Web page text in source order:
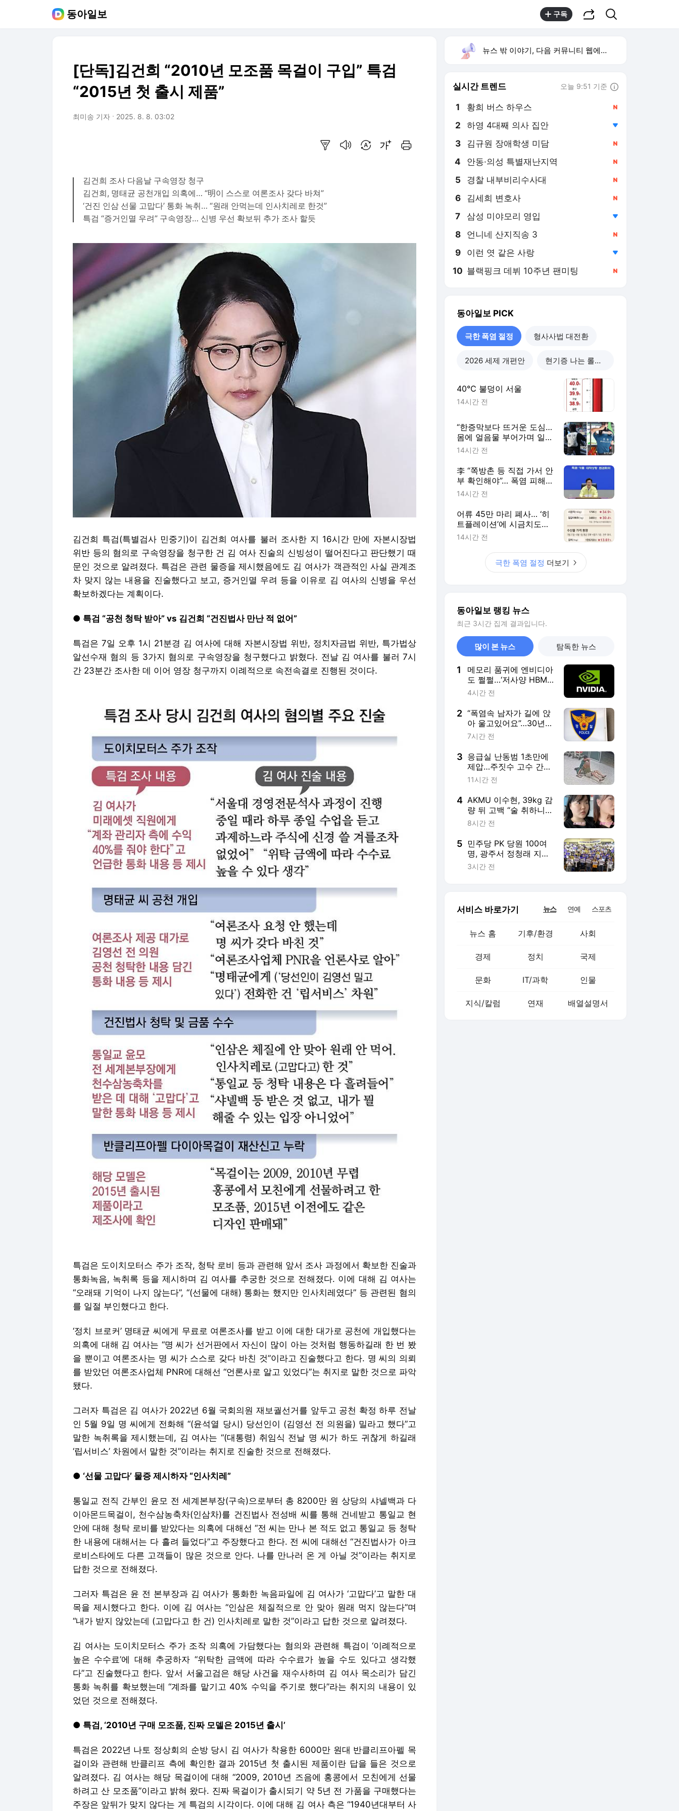
동아일보 구독
[단독]김건희 “2010년 모조품 목걸이 구입” 특검
“2015년 첫 출시 제품”
최미송 기자 2025. 8. 8. 03:02
김건희 조사 다음날 구속영장 청구
김건희, 명태균 공천개입 의혹에… “明이 스스로 여론조사 갖다 바쳐”
‘건진 인삼 선물 고맙다’ 통화 녹취… “원래 안먹는데 인사치레로 한것”
특검 “증거인멸 우려” 구속영장… 신병 우선 확보뒤 추가 조사 할듯
김건희 특검(특별검사 민중기)이 김건희 여사를 불러 조사한 지 16시간 만에 자본시장법
위반 등의 혐의로 구속영장을 청구한 건 김 여사 진술의 신빙성이 떨어진다고 판단했기 때
문인 것으로 알려졌다. 특검은 관련 물증을 제시했음에도 김 여사가 객관적인 사실 관계조
차 맞지 않는 내용을 진술했다고 보고, 증거인멸 우려 등을 이유로 김 여사의 신병을 우선
확보하겠다는 계획이다.
● 특검 “공천 청탁 받아” vs 김건희 “건진법사 만난 적 없어”
특검은 7일 오후 1시 21분경 김 여사에 대해 자본시장법 위반, 정치자금법 위반, 특가법상
알선수재 혐의 등 3가지 혐의로 구속영장을 청구했다고 밝혔다. 전날 김 여사를 불러 7시
간 23분간 조사한 데 이어 영장 청구까지 이례적으로 속전속결로 진행된 것이다.
특검은 도이치모터스 주가 조작, 청탁 로비 등과 관련해 앞서 조사 과정에서 확보한 진술과
통화녹음, 녹취록 등을 제시하며 김 여사를 추궁한 것으로 전해졌다. 이에 대해 김 여사는
“오래돼 기억이 나지 않는다”, “(선물에 대해) 통화는 했지만 인사치레였다” 등 관련된 혐의
를 일절 부인했다고 한다.
‘정치 브로커’ 명태균 씨에게 무료로 여론조사를 받고 이에 대한 대가로 공천에 개입했다는
의혹에 대해 김 여사는 “명 씨가 선거판에서 자신이 많이 아는 것처럼 행동하길래 한 번 봤
을 뿐이고 여론조사는 명 씨가 스스로 갖다 바친 것”이라고 진술했다고 한다. 명 씨의 의뢰
를 받았던 여론조사업체 PNR에 대해선 “언론사로 알고 있었다”는 취지로 말한 것으로 파악
됐다.
그러자 특검은 김 여사가 2022년 6월 국회의원 재보궐선거를 앞두고 공천 확정 하루 전날
인 5월 9일 명 씨에게 전화해 “(윤석열 당시) 당선인이 (김영선 전 의원을) 밀라고 했다”고
말한 녹취록을 제시했는데, 김 여사는 “(대통령) 취임식 전날 명 씨가 하도 귀찮게 하길래
‘립서비스’ 차원에서 말한 것”이라는 취지로 진술한 것으로 전해졌다.
● ‘선물 고맙다’ 물증 제시하자 “인사치레”
통일교 전직 간부인 윤모 전 세계본부장(구속)으로부터 총 8200만 원 상당의 샤넬백과 다
이아몬드목걸이, 천수삼농축차(인삼차)를 건진법사 전성배 씨를 통해 건네받고 통일교 현
안에 대해 청탁 로비를 받았다는 의혹에 대해선 “전 씨는 만나 본 적도 없고 통일교 등 청탁
한 내용에 대해서는 다 흘려 들었다”고 주장했다고 한다. 전 씨에 대해선 “건진법사가 아크
로비스타에도 다른 고객들이 많은 것으로 안다. 나를 만나러 온 게 아닐 것”이라는 취지로
답한 것으로 전해졌다.
그러자 특검은 윤 전 본부장과 김 여사가 통화한 녹음파일에 김 여사가 ‘고맙다’고 말한 대
목을 제시했다고 한다. 이에 김 여사는 “인삼은 체질적으로 안 맞아 원래 먹지 않는다”며
“내가 받지 않았는데 (고맙다고 한 건) 인사치레로 말한 것”이라고 답한 것으로 알려졌다.
김 여사는 도이치모터스 주가 조작 의혹에 가담했다는 혐의와 관련해 특검이 ‘이례적으로
높은 수수료’에 대해 추궁하자 “위탁한 금액에 따라 수수료가 높을 수도 있다고 생각했
다”고 진술했다고 한다. 앞서 서울고검은 해당 사건을 재수사하며 김 여사 목소리가 담긴
통화 녹취를 확보했는데 “계좌를 맡기고 40% 수익을 주기로 했다”라는 취지의 내용이 있
었던 것으로 전해졌다.
● 특검, ‘2010년 구매 모조품, 진짜 모델은 2015년 출시’
특검은 2022년 나토 정상회의 순방 당시 김 여사가 착용한 6000만 원대 반클리프아펠 목
걸이와 관련해 반클리프 측에 확인한 결과 2015년 첫 출시된 제품이란 답을 들은 것으로
알려졌다. 김 여사는 해당 목걸이에 대해 “2009, 2010년 즈음에 홍콩에서 모친에게 선물
하려고 산 모조품”이라고 밝혀 왔다. 진짜 목걸이가 출시되기 약 5년 전 가품을 구매했다는
주장은 앞뒤가 맞지 않다는 게 특검의 시각이다. 이에 대해 김 여사 측은 “1940년대부터 사
뉴스 밖 이야기, 다음 커뮤니티 웹에서 보기
실시간 트렌드 오늘 9:51 기준
1 황희 버스 하우스
2 하영 4대째 의사 집안
3 김규원 장애학생 미담
4 안동·의성 특별재난지역
5 경찰 내부비리수사대
6 김세희 변호사
7 삼성 미야모리 영입
8 언니네 산지직송 3
9 이런 엿 같은 사랑
10 블랙핑크 데뷔 10주년 팬미팅
동아일보 PICK
극한 폭염 절정 형사사법 대전환
2026 세제 개편안 현기증 나는 롤러코스피
40℃ 불덩이 서울
14시간 전
“한증막보다 뜨거운 도심…
몸에 얼음물 부어가며 일
해”
14시간 전
李 “쪽방촌 등 직접 가서 안
부 확인해야”… 폭염 피해
최소화에 행정력 총동원 주
14시간 전
어류 45만 마리 폐사… ‘히
트플레이션’에 시금치도
111% 폭등
14시간 전
극한 폭염 절정 더보기
동아일보 랭킹 뉴스
최근 3시간 집계 결과입니다.
많이 본 뉴스 탐독한 뉴스
1
메모리 품귀에 엔비디아
도 쩔쩔…‘저사양 HBM’
활용 검토
4시간 전
2 “폭염속 남자가 길에 앉
아 울고있어요”…30년전
실종자였다
7시간 전
3 응급실 난동범 1초만에
제압…주짓수 고수 간호
사
11시간 전
4 AKMU 이수현, 39kg 감
량 뒤 고백 “술 취하니
토할 때까지 먹어…몸
8시간 전
5 민주당 PK 당원 100여
명, 광주서 정청래 지지
선언
3시간 전
서비스 바로가기 뉴스 연예 스포츠
뉴스 홈 기후/환경 사회
경제 정치 국제
문화 IT/과학 인물
지식/칼럼 연재 배열설명서